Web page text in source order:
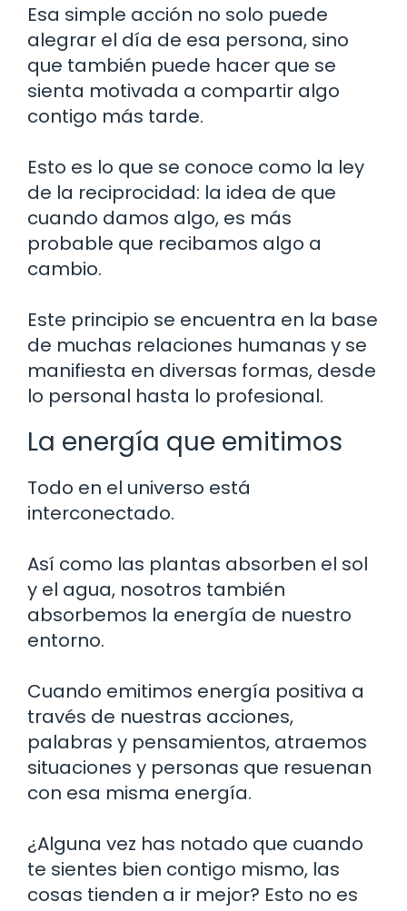
Esa simple acción no solo puede
alegrar el día de esa persona, sino
que también puede hacer que se
sienta motivada a compartir algo
contigo más tarde.
Esto es lo que se conoce como la ley
de la reciprocidad: la idea de que
cuando damos algo, es más
probable que recibamos algo a
cambio.
Este principio se encuentra en la base
de muchas relaciones humanas y se
manifiesta en diversas formas, desde
lo personal hasta lo profesional.
La energía que emitimos
Todo en el universo está
interconectado.
Así como las plantas absorben el sol
y el agua, nosotros también
absorbemos la energía de nuestro
entorno.
Cuando emitimos energía positiva a
través de nuestras acciones,
palabras y pensamientos, atraemos
situaciones y personas que resuenan
con esa misma energía.
¿Alguna vez has notado que cuando
te sientes bien contigo mismo, las
cosas tienden a ir mejor? Esto no es